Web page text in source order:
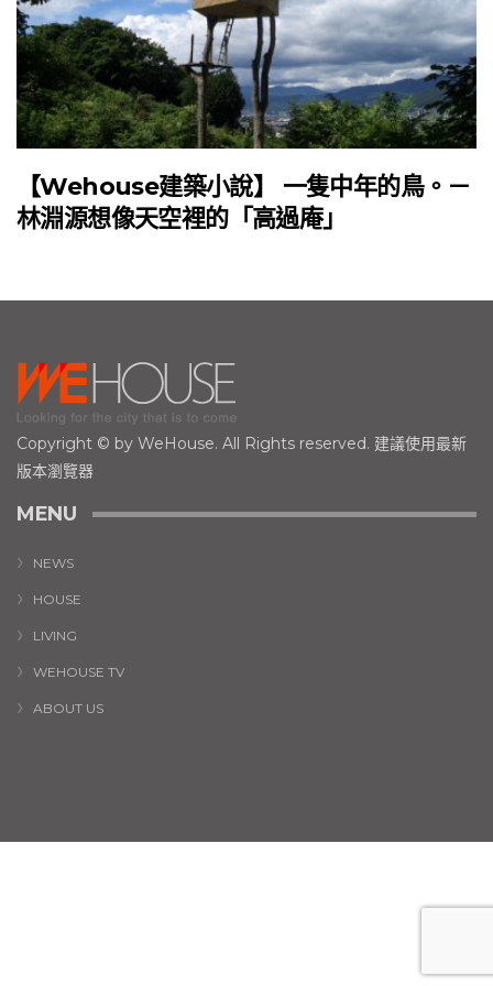
【Wehouse建築小說】 一隻中年的鳥。－
林淵源想像天空裡的「高過庵」
Copyright © by WeHouse. All Rights reserved. 建議使用最新
版本瀏覽器
MENU
NEWS
HOUSE
LIVING
WEHOUSE TV
ABOUT US